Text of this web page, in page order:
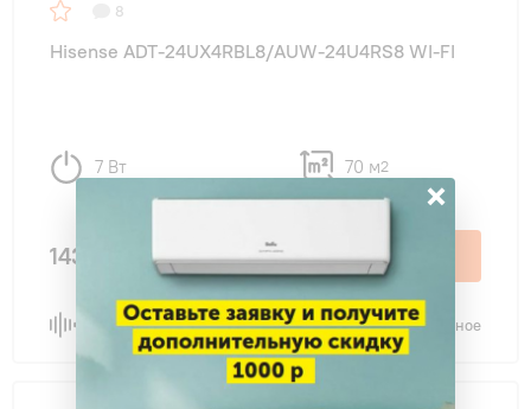
8
Hisense ADT-24UX4RBL8/AUW-24U4RS8 WI-FI
7 Вт 70 м2
143 490 ₽ В корзину
Сравнить В избранное
×